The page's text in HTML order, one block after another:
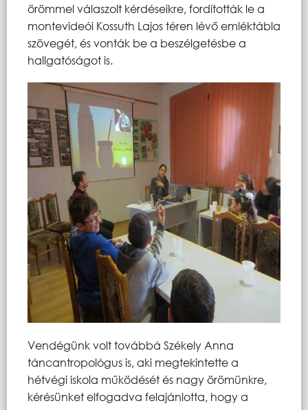
örömmel válaszolt kérdéseikre, fordították le a
montevideói Kossuth Lajos téren lévő emléktábla
szövegét, és vonták be a beszélgetésbe a
hallgatóságot is.
Vendégünk volt továbbá Székely Anna
táncantropológus is, aki megtekintette a
hétvégi iskola működését és nagy örömünkre,
kérésünket elfogadva felajánlotta, hogy a